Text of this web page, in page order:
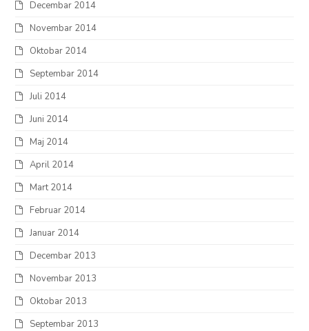
Decembar 2014
Novembar 2014
Oktobar 2014
Septembar 2014
Juli 2014
Juni 2014
Maj 2014
April 2014
Mart 2014
Februar 2014
Januar 2014
Decembar 2013
Novembar 2013
Oktobar 2013
Septembar 2013